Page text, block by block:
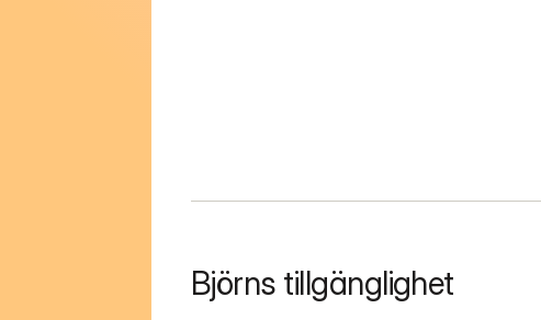
Björns tillgänglighet